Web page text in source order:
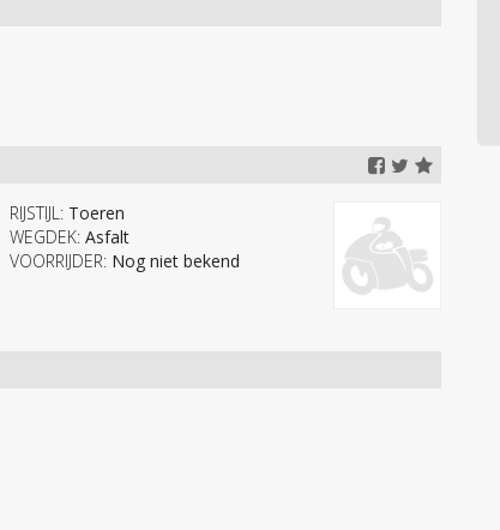
RIJSTIJL: Toeren
WEGDEK: Asfalt
VOORRIJDER: Nog niet bekend